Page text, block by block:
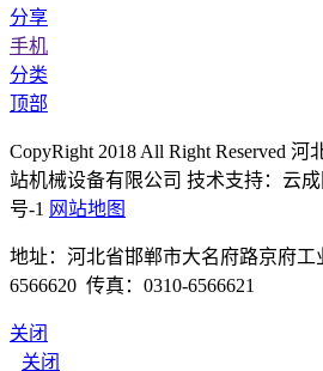
分享
手机
分类
顶部
CopyRight 2018 All Right Reserved
站机械设备有限公司 技术支持：云成
号-1 网站地图
地址：河北省邯郸市大名府路京府工
6566620 传真：0310-6566621
关闭
关闭